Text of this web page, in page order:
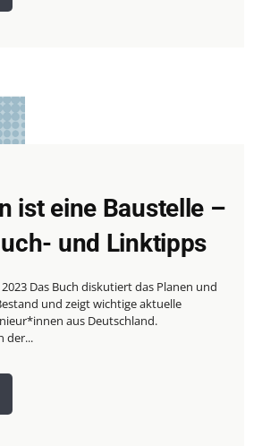
ist eine Baustelle –
und Linktipps
und
und zeigt wichtige aktuelle
aus Deutschland.
der...